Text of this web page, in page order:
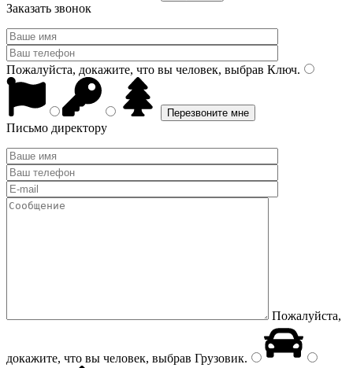
Заказать звонок
Пожалуйста, докажите, что вы человек, выбрав Ключ.
Письмо директору
Пожалуйста,
докажите, что вы человек, выбрав Грузовик.